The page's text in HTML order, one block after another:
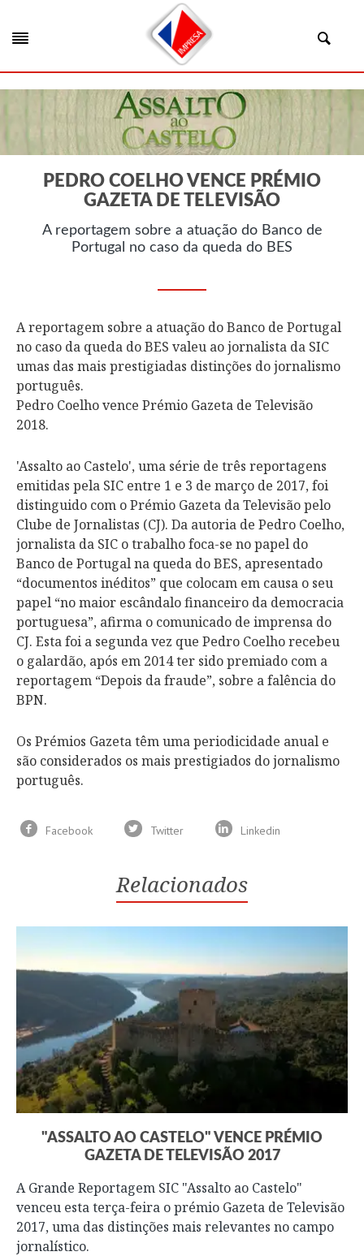
PEDRO COELHO VENCE PRÉMIO
GAZETA DE TELEVISÃO
A reportagem sobre a atuação do Banco de
Portugal no caso da queda do BES
A reportagem sobre a atuação do Banco de Portugal
no caso da queda do BES valeu ao jornalista da SIC
umas das mais prestigiadas distinções do jornalismo
português.
Pedro Coelho vence Prémio Gazeta de Televisão
2018.
'Assalto ao Castelo', uma série de três reportagens
emitidas pela SIC entre 1 e 3 de março de 2017, foi
distinguido com o Prémio Gazeta da Televisão pelo
Clube de Jornalistas (CJ). Da autoria de Pedro Coelho,
jornalista da SIC o trabalho foca-se no papel do
Banco de Portugal na queda do BES, apresentado
“documentos inéditos” que colocam em causa o seu
papel “no maior escândalo financeiro da democracia
portuguesa”, afirma o comunicado de imprensa do
CJ. Esta foi a segunda vez que Pedro Coelho recebeu
o galardão, após em 2014 ter sido premiado com a
reportagem “Depois da fraude”, sobre a falência do
BPN.
Os Prémios Gazeta têm uma periodicidade anual e
são considerados os mais prestigiados do jornalismo
português.
Facebook Twitter Linkedin
Relacionados
"ASSALTO AO CASTELO" VENCE PRÉMIO
GAZETA DE TELEVISÃO 2017
A Grande Reportagem SIC "Assalto ao Castelo"
venceu esta terça-feira o prémio Gazeta de Televisão
2017, uma das distinções mais relevantes no campo
jornalístico.